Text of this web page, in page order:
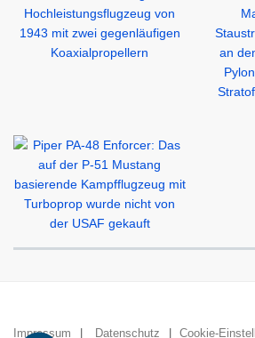
Impressum Datenschutz Cookie-